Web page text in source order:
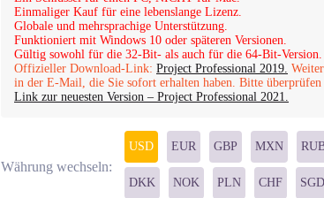
Einmaliger Kauf für eine lebenslange Lizenz.
Globale und mehrsprachige Unterstützung.
Funktioniert mit Windows 10 oder späteren Versionen.
Gültig sowohl für die 32-Bit- als auch für die 64-Bit-Version.
Offizieller Download-Link: Project Professional 2019.
in der E-Mail, die Sie sofort erhalten haben. Bitte überprüfen
Link zur neuesten Version – Project Professional 2021.
Währung wechseln:
USD EUR GBP MXN
DKK NOK PLN CHF SGD